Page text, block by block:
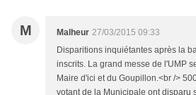
M Malheur 27/03/2015 09:33
Disparitions inquiétantes après la
inscrits. La grand messe de l'UMP
Maire d'ici et du Goupillon.<br />
votant de la Municipale ont disparu